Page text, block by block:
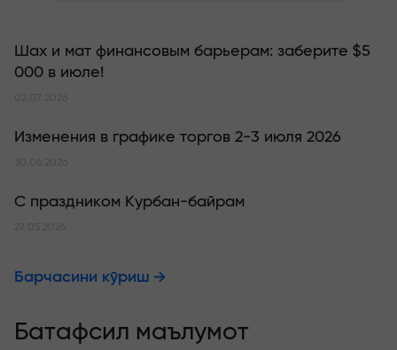
Шах и мат финансовым барьерам: заберите $5
000 в июле!
02.07.2026
Изменения в графике торгов 2-3 июля 2026
30.06.2026
С праздником Курбан-байрам
27.05.2026
Барчасини кўриш
Батафсил маълумот